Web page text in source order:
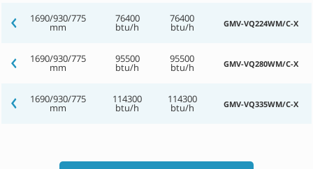
GMV-VQ224WM/C-X
76400
btu/h
76400
btu/h
1690/930/775
mm
GMV-VQ280WM/C-X
95500
btu/h
95500
btu/h
1690/930/775
mm
GMV-VQ335WM/C-X
114300
btu/h
114300
btu/h
1690/930/775
mm